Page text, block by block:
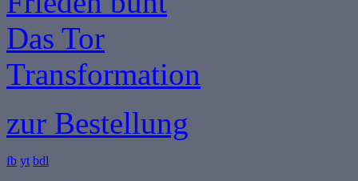
Das Tor
Transformation
zur Bestellung
fb yt bdl